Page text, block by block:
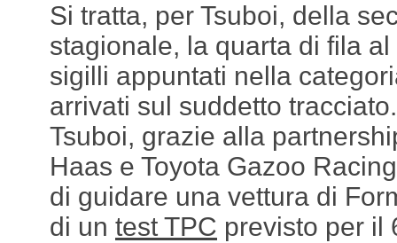
Si tratta, per Tsuboi, della
stagionale, la quarta di fila
sigilli appuntati nella
arrivati sul suddetto
Tsuboi, grazie alla
Haas e Toyota Gazoo
di guidare una vettura di
di un test TPC previsto per il